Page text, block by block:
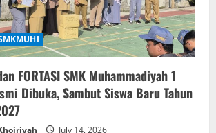
FORTASI SMK Muhammadiyah 1
Dibuka, Sambut Siswa Baru Tahun
July 14, 2026